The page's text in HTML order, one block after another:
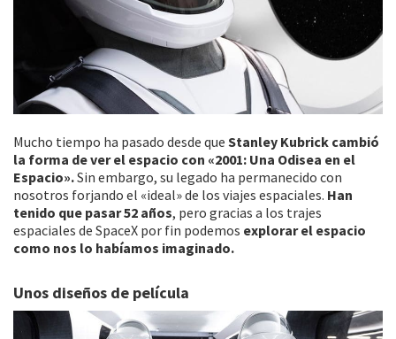
Mucho tiempo ha pasado desde que Stanley Kubrick cambió
la forma de ver el espacio con «2001: Una Odisea en el
Espacio».Sin embargo, su legado ha permanecido con
nosotros forjando el «ideal» de los viajes espaciales. Han
tenido que pasar 52 años, pero gracias a los trajes
espaciales de SpaceX por fin podemos explorar el espacio
como nos lo habíamos imaginado.
Unos diseños de película